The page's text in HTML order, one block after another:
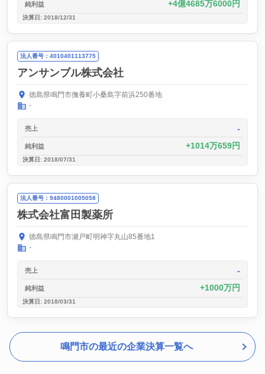
純利益 4億4685万6000円
決算日: 2018/12/31
法人番号：4010401113775
アンサンブル株式会社
徳島県鳴門市撫養町小桑島字前浜250番地
-
売上 -
純利益 1014万659円
決算日: 2018/07/31
法人番号：9480001005058
株式会社富田製薬所
徳島県鳴門市瀬戸町明神字丸山85番地1
-
売上 -
純利益 1000万円
決算日: 2018/03/31
鳴門市の最近の企業決算一覧へ